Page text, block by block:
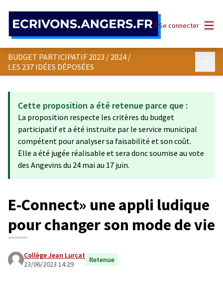
Se connecter
BUDGET PARTICIPATIF 2023 / 2024 /
LES 237 IDÉES DÉPOSÉES
Cette proposition a été retenue parce que :
La proposition respecte les critères du budget
participatif et a été instruite par le service municipal
compétent pour analyser sa faisabilité et son coût.
Elle a été jugée réalisable et sera donc soumise au vote
des Angevins du 24 mai au 17 juin.
E-Connect» une appli ludique
pour changer son mode de vie
Collège Jean Lurçat
23/06/2023 14:29
Retenue